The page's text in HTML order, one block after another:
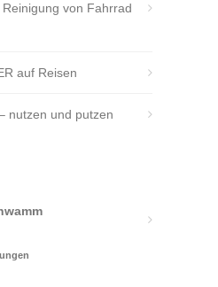
von Fahrrad
auf Reisen
nutzen und putzen